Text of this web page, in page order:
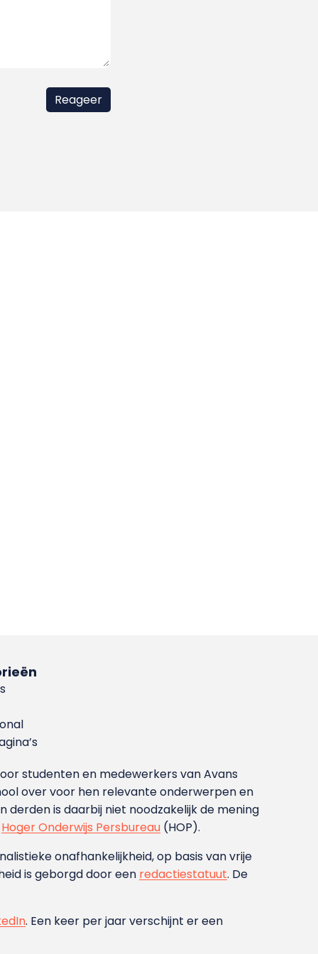
studenten en medewerkers van Avans
over voor hen relevante onderwerpen en
is daarbij niet noodzakelijk de mening
Hoger Onderwijs Persbureau (HOP).
onafhankelijkheid, op basis van vrije
is geborgd door een redactiestatuut. De
. Een keer per jaar verschijnt er een